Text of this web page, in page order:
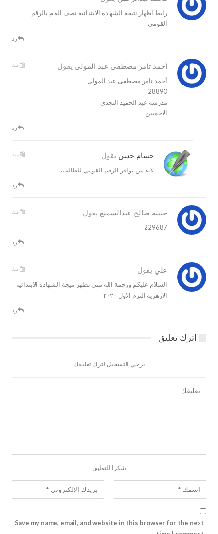
رابط اظهار نتيجة الشهادة الابتدائية نصف العام بالرقم
القومي
رد
أحمد تامر مصطفى عبد المولى يقول منذ
أحمد تامر مصطفى عبد المولى
28890
مدرسه عبد الحميد النجدي
الاخميين
رد
حسام حسن يقول منذ
لابد من توافر الرقم القومي للطالب.
رد
حبيية صالح عبدالسميع يقول منذ
229687
رد
علي يقول منذ
السلام عليكم ورحمة الله متي تظهر نتيجة الشهاده الابتدائيه
الازهريه الترم الاول ٢٠٢٠
رد
اترك تعليق
يرجي التسجيل لترك تعليقك
شكرا للتعليق
Save my name, email, and website in this browser for the next